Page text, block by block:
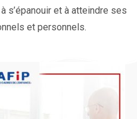
s’épanouir et à atteindre ses
et personnels.